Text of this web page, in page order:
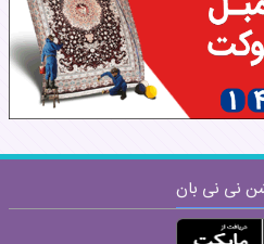
نی نی بان